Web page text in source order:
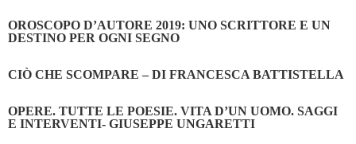
OROSCOPO D’AUTORE 2019: UNO SCRITTORE E UN
DESTINO PER OGNI SEGNO
CIÒ CHE SCOMPARE – DI FRANCESCA BATTISTELLA
OPERE. TUTTE LE POESIE. VITA D’UN UOMO. SAGGI
E INTERVENTI- GIUSEPPE UNGARETTI